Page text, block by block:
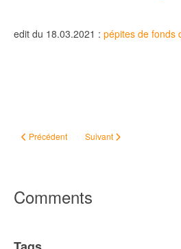
edit du 18.03.2021 : pépites de fonds
Article précédent : Naissance posthume
Précédent Article suivant : Ainsi
Suivant
Comments